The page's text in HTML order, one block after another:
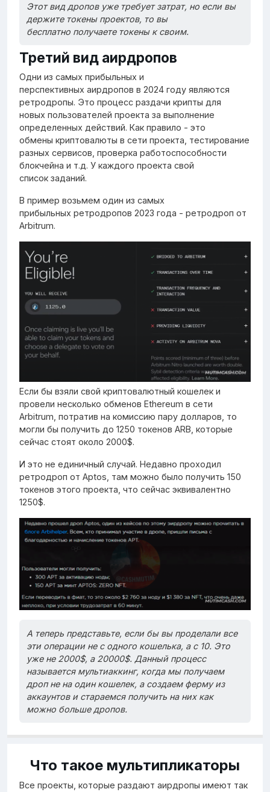
Этот вид дропов уже требует затрат, но если вы
держите токены проектов, то вы
бесплатно получаете токены к своим.
Третий вид аирдропов
Одни из самых прибыльных и
перспективных аирдропов в 2024 году являются
ретродропы. Это процесс раздачи крипты для
новых пользователей проекта за выполнение
определенных действий. Как правило - это
обмены криптовалюты в сети проекта, тестирование
разных сервисов, проверка работоспособности
блокчейна и т.д. У каждого проекта свой
список заданий.
В пример возьмем один из самых
прибыльных ретродропов 2023 года - ретродроп от
Arbitrum.
Если бы взяли свой криптовалютный кошелек и
провели несколько обменов Ethereum в сети
Arbitrum, потратив на комиссию пару долларов, то
могли бы получить до 1250 токенов ARB, которые
сейчас стоят около 2000$.
И это не единичный случай. Недавно проходил
ретродроп от Aptos, там можно было получить 150
токенов этого проекта, что сейчас эквивалентно
1250$.
А теперь представьте, если бы вы проделали все
эти операции не с одного кошелька, а с 10. Это
уже не 2000$, а 20000$. Данный процесс
называется мультиаккинг, когда мы получаем
дроп не на один кошелек, а создаем ферму из
аккаунтов и стараемся получить на них как
можно больше дропов.
Что такое мультипликаторы
Все проекты, которые раздают аирдропы имеют так